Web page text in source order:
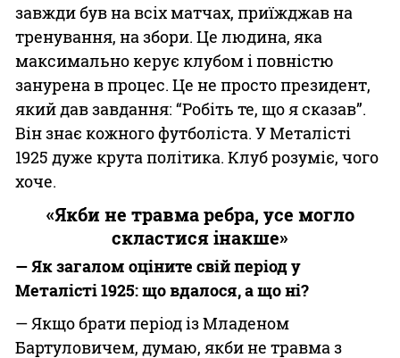
завжди був на всіх матчах, приїжджав на
тренування, на збори. Це людина, яка
максимально керує клубом і повністю
занурена в процес. Це не просто президент,
який дав завдання: “Робіть те, що я сказав”.
Він знає кожного футболіста. У Металісті
1925 дуже крута політика. Клуб розуміє, чого
хоче.
«Якби не травма ребра, усе могло
скластися інакше»
— Як загалом оціните свій період у
Металісті 1925: що вдалося, а що ні?
— Якщо брати період із Младеном
Бартуловичем, думаю, якби не травма з